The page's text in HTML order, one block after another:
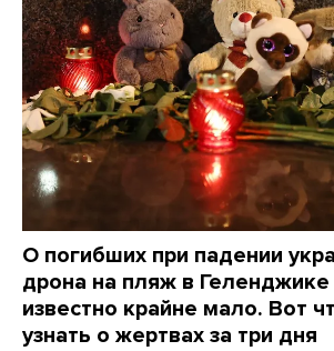
О погибших при падении
дрона на пляж в
известно крайне мало. Вот
узнать о жертвах за три дня